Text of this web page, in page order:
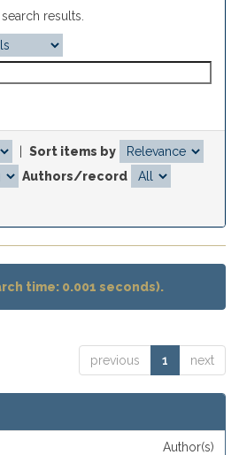
results.
Sort items by
Authors/record
time: 0.001 seconds).
previous 1 next
Author(s)